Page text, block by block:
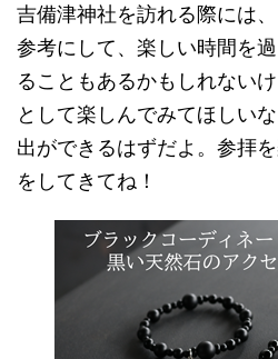
吉備津神社を訪れる際には
参考にして、楽しい時間を
ることもあるかもしれない
として楽しんでみてほしい
出ができるはずだよ。参拝
をしてきてね！